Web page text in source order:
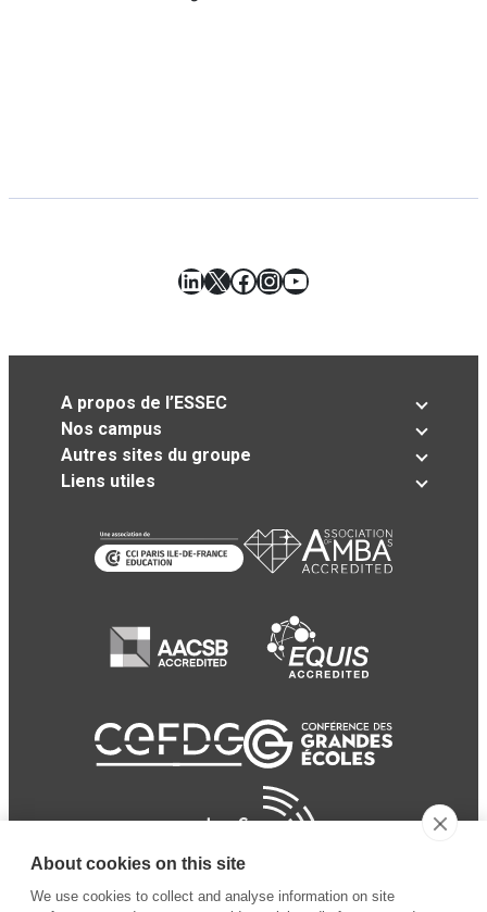
LinkedIn
X Facebook
Instagram
YouTube
A propos de l’ESSEC
Nos campus
Autres sites du groupe
Liens utiles
About cookies on this site
We use cookies to collect and analyse information on site